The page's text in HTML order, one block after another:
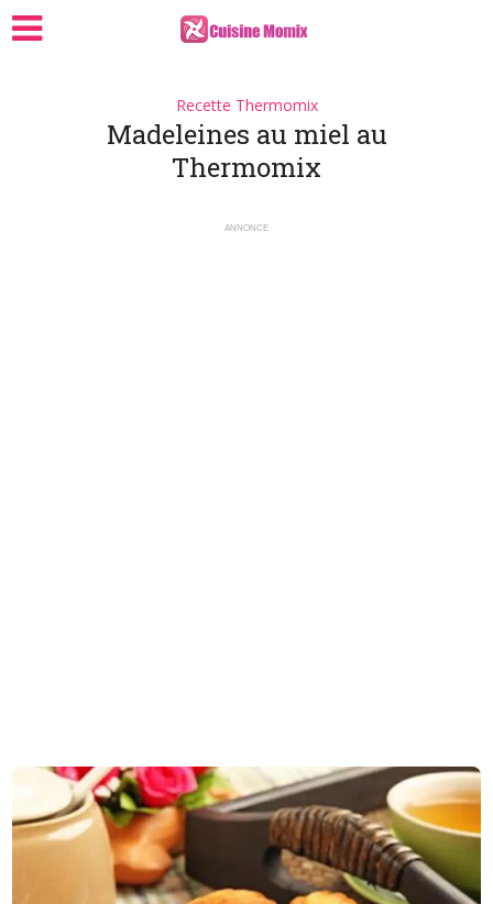
Recette Thermomix
Madeleines au miel au
Thermomix
ANNONCE